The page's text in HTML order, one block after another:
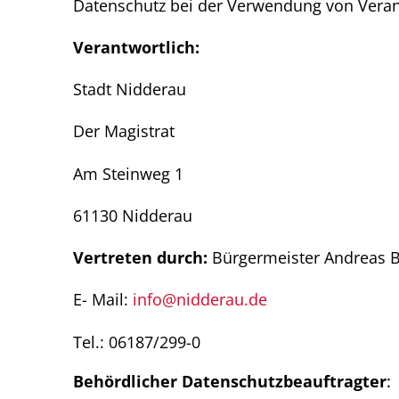
Datenschutz bei der Verwendung von
Verantwortlich:
Stadt Nidderau
Der Magistrat
Am Steinweg 1
61130 Nidderau
Vertreten durch: Bürgermeister Andreas
E- Mail: info@nidderau.de
Tel.: 06187/299-0
Behördlicher Datenschutzbeauftragter: